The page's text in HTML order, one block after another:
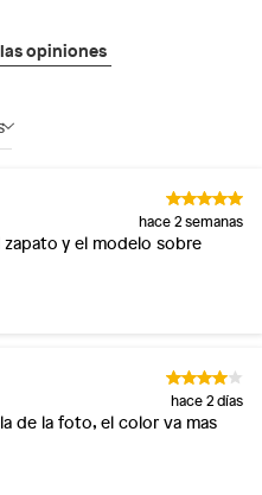
opiniones
hace 2 semanas
y el modelo sobre
hace 2 días
de la foto, el color va mas